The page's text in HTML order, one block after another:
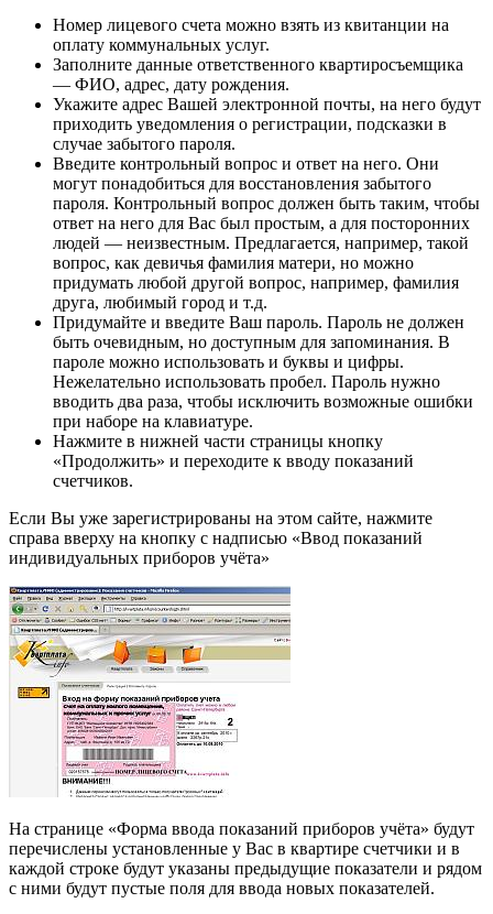
Номер лицевого счета можно взять из квитанции на
оплату коммунальных услуг.
Заполните данные ответственного квартиросъемщика
— ФИО, адрес, дату рождения.
Укажите адрес Вашей электронной почты, на него будут
приходить уведомления о регистрации, подсказки в
случае забытого пароля.
Введите контрольный вопрос и ответ на него. Они
могут понадобиться для восстановления забытого
пароля. Контрольный вопрос должен быть таким, чтобы
ответ на него для Вас был простым, а для посторонних
людей — неизвестным. Предлагается, например, такой
вопрос, как девичья фамилия матери, но можно
придумать любой другой вопрос, например, фамилия
друга, любимый город и т.д.
Придумайте и введите Ваш пароль. Пароль не должен
быть очевидным, но доступным для запоминания. В
пароле можно использовать и буквы и цифры.
Нежелательно использовать пробел. Пароль нужно
вводить два раза, чтобы исключить возможные ошибки
при наборе на клавиатуре.
Нажмите в нижней части страницы кнопку
«Продолжить» и переходите к вводу показаний
счетчиков.
Если Вы уже зарегистрированы на этом сайте, нажмите
справа вверху на кнопку с надписью «Ввод показаний
индивидуальных приборов учёта»
На странице «Форма ввода показаний приборов учёта» будут
перечислены установленные у Вас в квартире счетчики и в
каждой строке будут указаны предыдущие показатели и рядом
с ними будут пустые поля для ввода новых показателей.